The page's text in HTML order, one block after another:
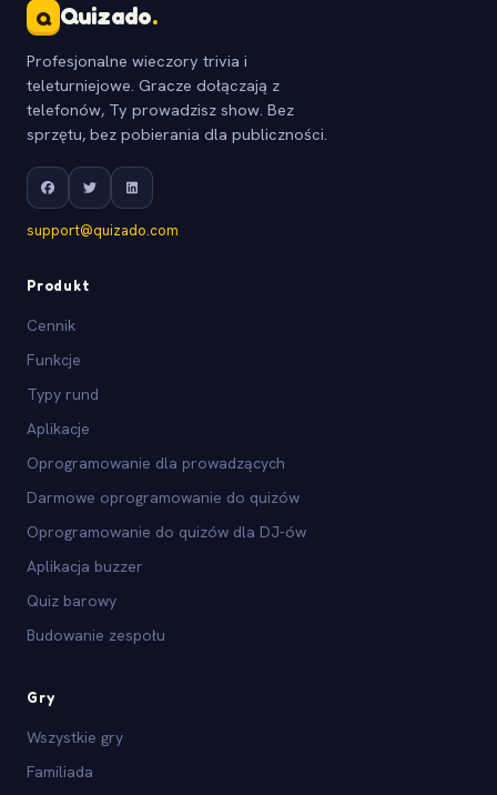
Q Quizado.
Profesjonalne wieczory trivia i
teleturniejowe. Gracze dołączają z
telefonów, Ty prowadzisz show. Bez
sprzętu, bez pobierania dla publiczności.
support@quizado.com
Produkt
Cennik
Funkcje
Typy rund
Aplikacje
Oprogramowanie dla prowadzących
Darmowe oprogramowanie do quizów
Oprogramowanie do quizów dla DJ-ów
Aplikacja buzzer
Quiz barowy
Budowanie zespołu
Gry
Wszystkie gry
Familiada